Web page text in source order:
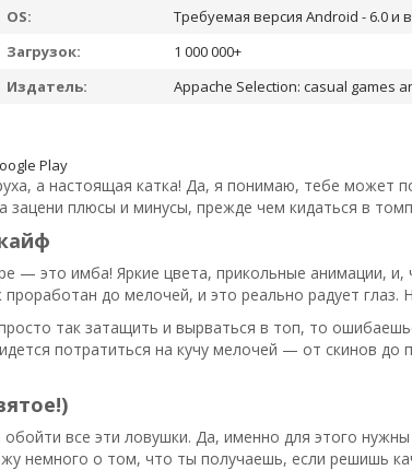
OS:
Требуемая версия Android - 6.0 и
Загрузок:
1 000 000+
Издатель:
Appache Selection: casual games
Play
а настоящая катка! Да, я понимаю, тебе может
зацени плюсы и минусы, прежде чем кидаться в
— это имба! Яркие цвета, прикольные анимации,
до мелочей, и это реально радует глаз.
так затащить и вырваться в топ, то
потратиться на кучу мелочей — от скинов
все эти ловушки. Да, именно для этого
немного о том, что ты получаешь, если решишь